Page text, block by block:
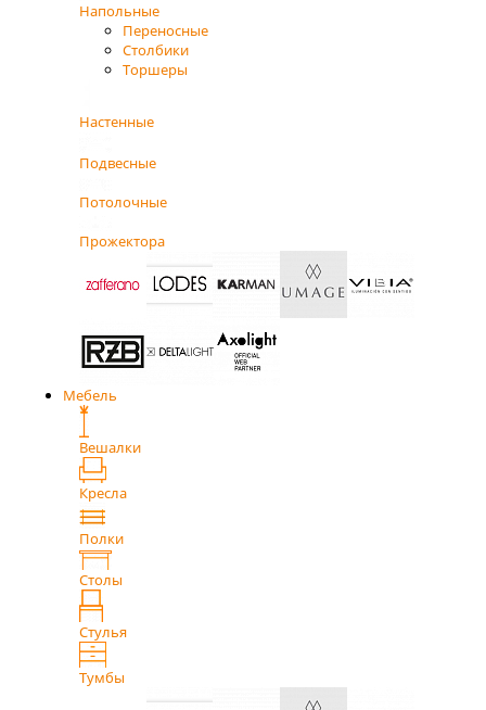
Напольные
Переносные
Столбики
Торшеры
Настенные
Подвесные
Потолочные
Прожектора
Мебель
Вешалки
Кресла
Полки
Столы
Стулья
Тумбы